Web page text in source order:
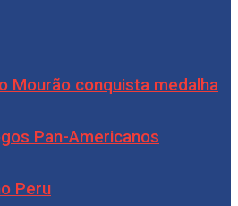
Mourão conquista medalha
Pan-Americanos
Peru